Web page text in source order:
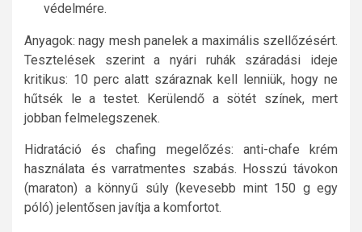
védelmére.
Anyagok: nagy mesh panelek a maximális szellőzésért.
Tesztelések szerint a nyári ruhák száradási ideje
kritikus: 10 perc alatt száraznak kell lenniük, hogy ne
hűtsék le a testet. Kerülendő a sötét színek, mert
jobban felmelegszenek.
Hidratáció és chafing megelőzés: anti-chafe krém
használata és varratmentes szabás. Hosszú távokon
(maraton) a könnyű súly (kevesebb mint 150 g egy
póló) jelentősen javítja a komfortot.